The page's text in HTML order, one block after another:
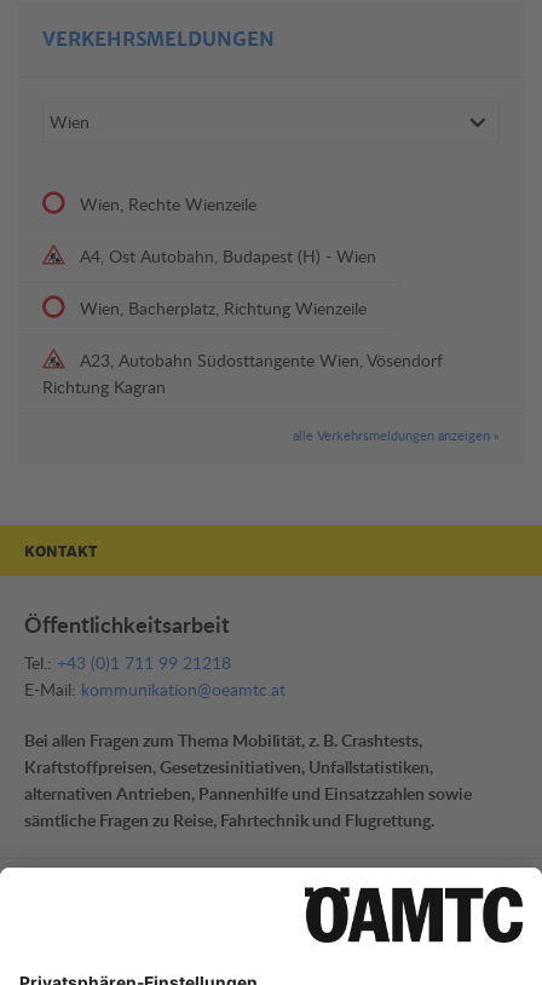
VERKEHRSMELDUNGEN
Wien, Rechte Wienzeile
A4, Ost Autobahn, Budapest (H) - Wien
Wien, Bacherplatz, Richtung Wienzeile
A23, Autobahn Südosttangente Wien, Vösendorf
Richtung Kagran
alle Verkehrsmeldungen anzeigen »
KONTAKT
Öffentlichkeitsarbeit
Tel.: +43 (0)1 711 99 21218
E-Mail: kommunikation@oeamtc.at
Bei allen Fragen zum Thema Mobilität, z. B. Crashtests,
Kraftstoffpreisen, Gesetzesinitiativen, Unfallstatistiken,
alternativen Antrieben, Pannenhilfe und Einsatzzahlen sowie
sämtliche Fragen zu Reise, Fahrtechnik und Flugrettung.
E-Mail:
mi-presse@oeamtc.at